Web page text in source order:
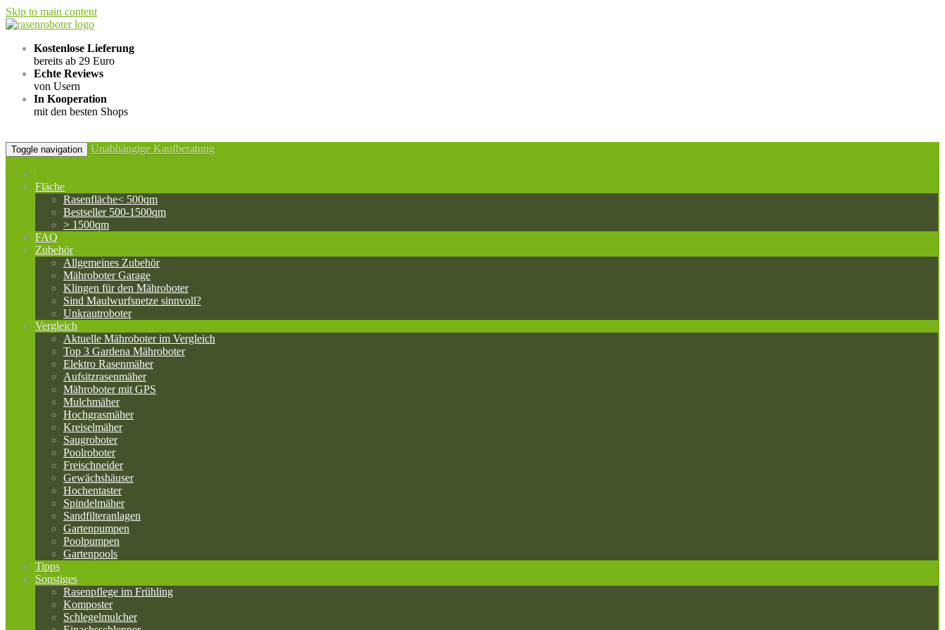
Skip to main content
Kostenlose Lieferung
bereits ab 29 Euro
Echte Reviews
von Usern
In Kooperation
mit den besten Shops
Toggle navigation Unabhängige Kaufberatung
Fläche
Rasenfläche< 500qm
Bestseller 500-1500qm
> 1500qm
FAQ
Zubehör
Allgemeines Zubehör
Mähroboter Garage
Klingen für den Mähroboter
Sind Maulwurfsnetze sinnvoll?
Unkrautroboter
Vergleich
Aktuelle Mähroboter im Vergleich
Top 3 Gardena Mähroboter
Elektro Rasenmäher
Aufsitzrasenmäher
Mähroboter mit GPS
Mulchmäher
Hochgrasmäher
Kreiselmäher
Saugroboter
Poolroboter
Freischneider
Gewächshäuser
Hochentaster
Spindelmäher
Sandfilteranlagen
Gartenpumpen
Poolpumpen
Gartenpools
Tipps
Sonstiges
Rasenpflege im Frühling
Komposter
Schlegelmulcher